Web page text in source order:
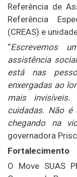
Referência de
Referência
(CREAS) e
“Escrevemos
assistência
está nas
enxergadas ao
mais
cuidadas. Não
chegando na
governadora
Fortalecimento
O Move SUAS